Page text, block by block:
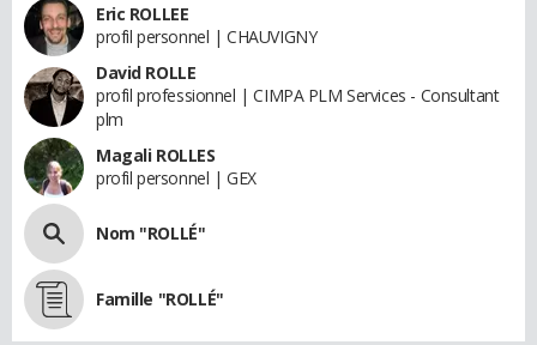
Eric ROLLEE
profil personnel | CHAUVIGNY
David ROLLE
profil professionnel | CIMPA PLM Services - Consultant
plm
Magali ROLLES
profil personnel | GEX
Nom "ROLLÉ"
Famille "ROLLÉ"